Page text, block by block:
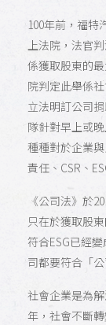
100年前，福特
上法院，法官
係獲取股東的
院判定此舉係
立法明訂公司
隊針對早上或
種種對於企業
責任、CSR、
《公司法》於
只在於獲取股
符合ESG已經
司都要符合「
社會企業是為
年，社會不斷